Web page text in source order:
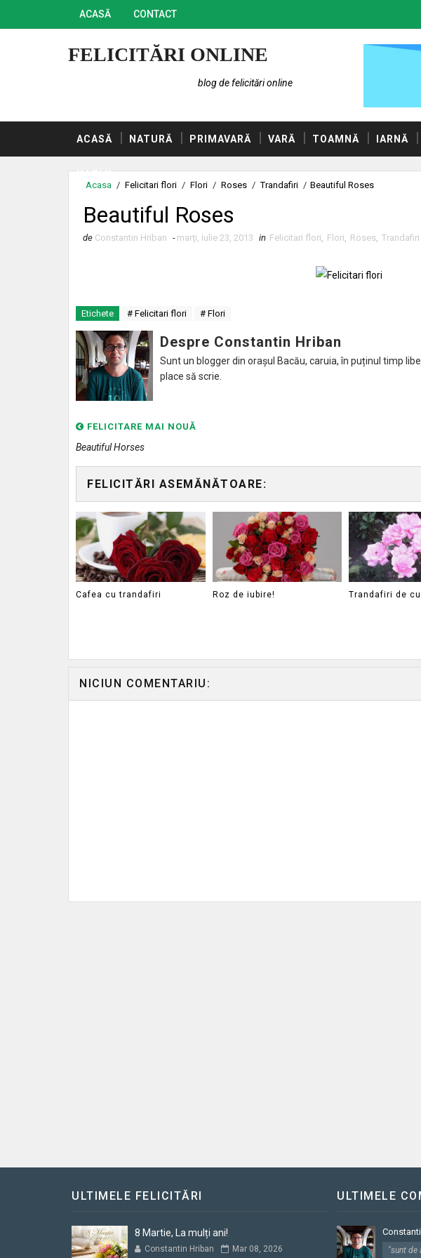
ACASĂ CONTACT
FELICITĂRI ONLINE
blog de felicitări online
ACASĂ NATURĂ PRIMAVARĂ VARĂ TOAMNĂ IARNĂ
HAZLII
Acasa / Felicitari flori / Flori / Roses / Trandafiri / Beautiful Roses
Beautiful Roses
de Constantin Hriban - marți, iulie 23, 2013 in Felicitari flori, Flori, Roses, Trandafiri
Etichete # Felicitari flori # Flori
Despre Constantin Hriban
Sunt un blogger din orașul Bacău, caruia, în puținul timp
place să scrie.
FELICITARE MAI NOUĂ
Beautiful Horses
FELICITĂRI ASEMĂNĂTOARE:
Cafea cu trandafiri Roz de iubire! Trandafiri de
NICIUN COMENTARIU:
ULTIMELE FELICITĂRI
8 Martie, La mulți ani!
Constantin Hriban Mar 08, 2026
ULTIMELE
"sunt de